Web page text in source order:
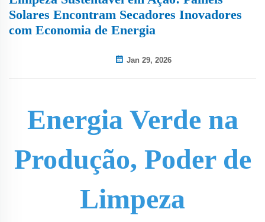
Solares Encontram Secadores Inovadores
com Economia de Energia
Jan 29, 2026
Energia Verde na
Produção, Poder de
Limpeza